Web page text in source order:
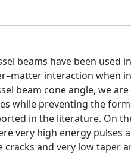
beams have been used
interaction when
beam cone angle, we
while preventing the
in the literature. On
very high energy pulses
cracks and very low taper